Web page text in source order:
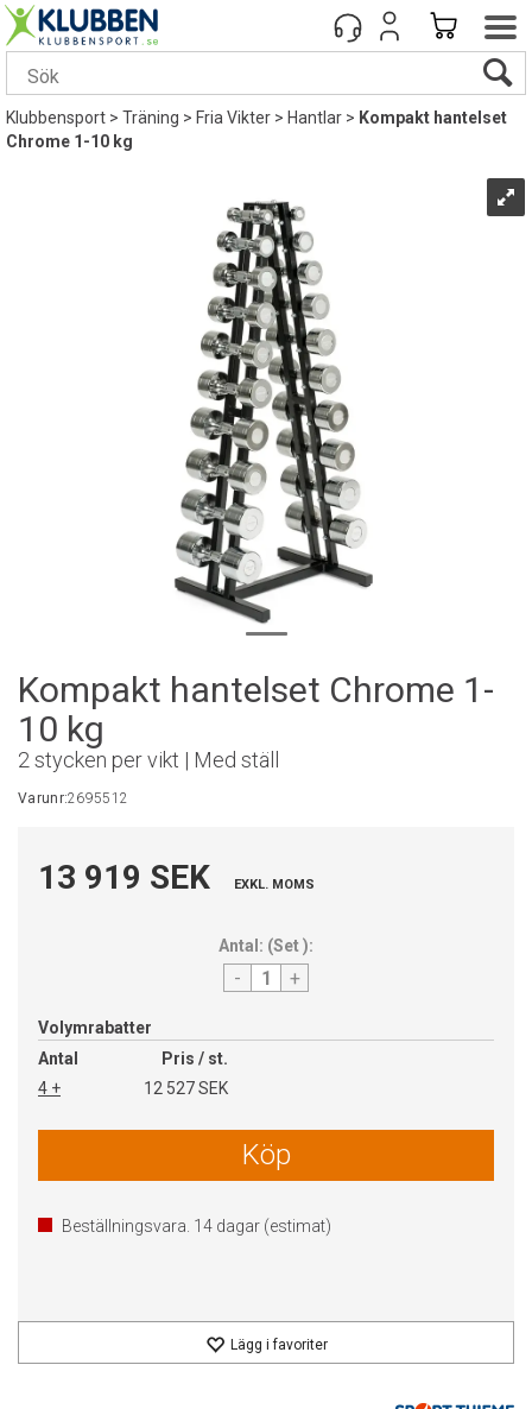
Klubbensport>Träning>Fria Vikter>Hantlar> Kompakt hantelset
Chrome 1-10 kg
Kompakt hantelset Chrome 1-
10 kg
2 stycken per vikt | Med ställ
Varunr:2695512
13 919 SEK EXKL. MOMS
Antal: (Set):
- +
Volymrabatter
Antal
Pris / st.
4 +
12 527 SEK
Köp
Beställningsvara. 14 dagar (estimat)
Lägg i favoriter